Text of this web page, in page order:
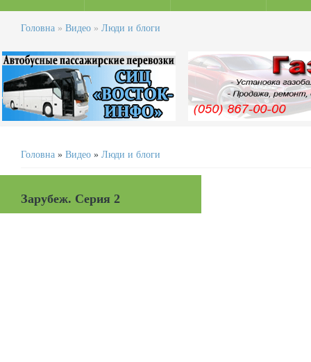
Головна » Видео » Люди и блоги
Головна » Видео » Люди и блоги
Зарубеж. Серия 2